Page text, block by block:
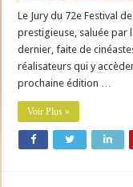
Le Jury du 72e Festival
prestigieuse, saluée par
dernier, faite de
réalisateurs qui y
prochaine édition …
Voir Plus »